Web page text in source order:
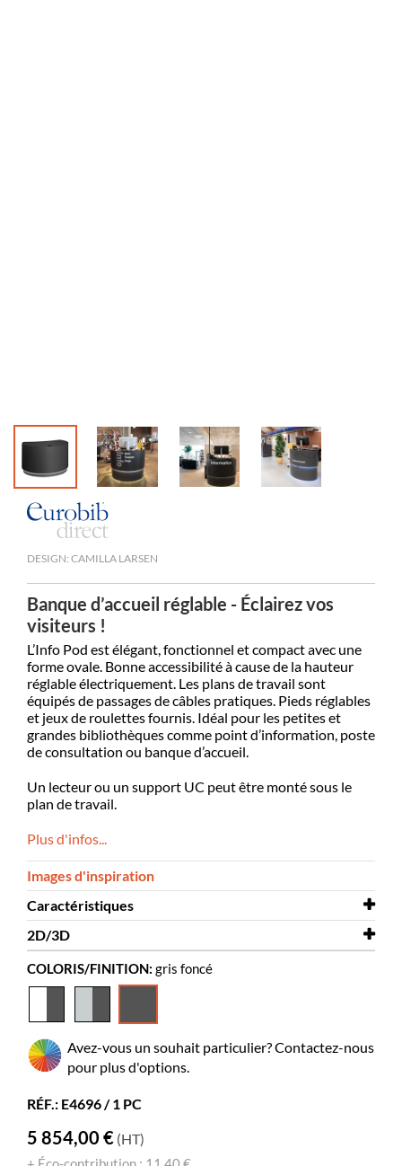
DESIGN: CAMILLA LARSEN
Banque d’accueil réglable - Éclairez vos
visiteurs !
L’Info Pod est élégant, fonctionnel et compact avec une
forme ovale. Bonne accessibilité à cause de la hauteur
réglable électriquement. Les plans de travail sont
équipés de passages de câbles pratiques. Pieds réglables
et jeux de roulettes fournis. Idéal pour les petites et
grandes bibliothèques comme point d’information, poste
de consultation ou banque d’accueil.
Un lecteur ou un support UC peut être monté sous le
plan de travail.
Plus d'infos...
Images d'inspiration
Caractéristiques
Largeur
Profondeur
765 mm
acier thermolaqué
Pieds réglables
oui
Couleurs des
matériaux
FunderMax 0077
2D/3D
2D/3D
COLORIS/FINITION: gris foncé
Avez-vous un souhait particulier? Contactez-nous
pour plus d'options.
RÉF.: E4696 / 1 PC
5 854,00 € (HT)